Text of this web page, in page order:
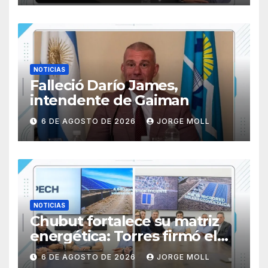
13 y 14 de noviembre
NOTICIAS
Falleció Darío James,
intendente de Gaiman
6 DE AGOSTO DE 2026 JORGE MOLL
NOTICIAS
Chubut fortalece su matriz
energética: Torres firmó el
inicio de obra del Parque
6 DE AGOSTO DE 2026 JORGE MOLL